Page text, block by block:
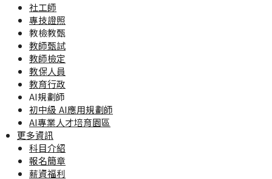
社工師
專技證照
教檢教甄
教師甄試
教師檢定
教保人員
教育行政
AI規劃師
初中級 AI應用規劃師
AI專業人才培育園區
更多資訊
科目介紹
報名簡章
薪資福利